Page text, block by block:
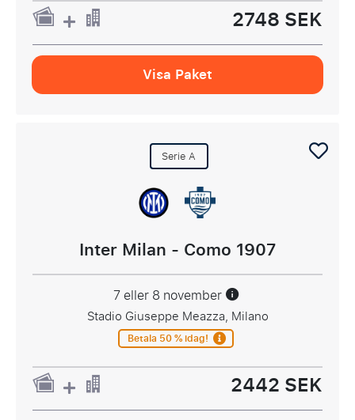
2748 SEK
Visa Paket
Serie A
Inter Milan - Como 1907
7 eller 8 november
Stadio Giuseppe Meazza, Milano
Betala 50 % idag!
2442 SEK